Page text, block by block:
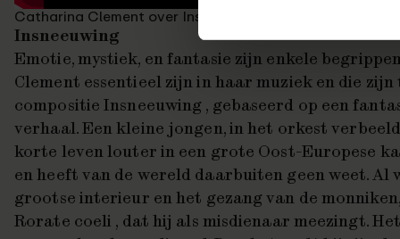
Catharina Clement over Insneeuwing
Insneeuwing
Emotie, mystiek, en fantasie zijn enkele
Clement essentieel zijn in haar muziek en die
compositieInsneeuwing , gebaseerd op een
verhaal. Een kleine jongen, in het orkest
korte leven louter in een grote Oost-Europese
en heeft van de wereld daarbuiten geen weet. Al
grootse interieur en het gezang van de
Rorate coeli , dat hij als misdienaar meezingt.